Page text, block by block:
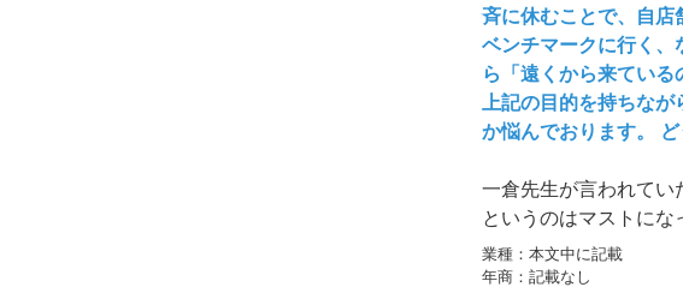
斉に休むことで、自店
ベンチマークに行く、
ら「遠くから来ている
上記の目的を持ちな
か悩んでおります。 ど
一倉先生が言われてい
というのはマストにな
業種： 本文中に記載
年商： 記載なし